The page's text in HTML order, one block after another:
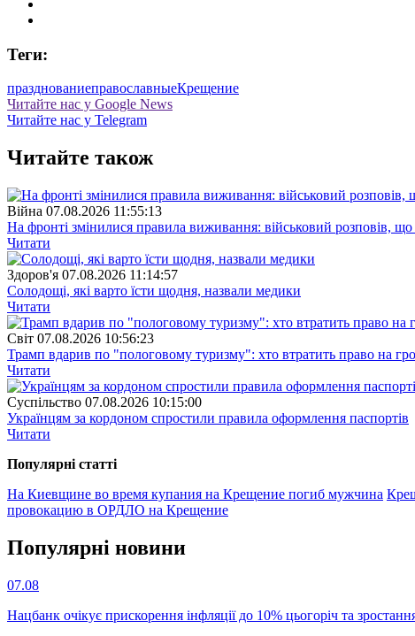
Теги:
празднованиеправославныеКрещение
Читайте нас у Google News
Читайте нас у Telegram
Читайте також
Війна 07.08.2026 11:55:13
На фронті змінилися правила виживання: військовий розповів, що
Читати
Здоров'я 07.08.2026 11:14:57
Солодощі, які варто їсти щодня, назвали медики
Читати
Свiт 07.08.2026 10:56:23
Трамп вдарив по "пологовому туризму": хто втратить право на
Читати
Суспiльство 07.08.2026 10:15:00
Українцям за кордоном спростили правила оформлення паспортів
Читати
Популярнi статтi
На Киевщине во время купания на Крещение погиб мужчина
провокацию в ОРДЛО на Крещение
Популярнi новини
07.08
Нацбанк очікує прискорення інфляції до 10% цьогоріч та